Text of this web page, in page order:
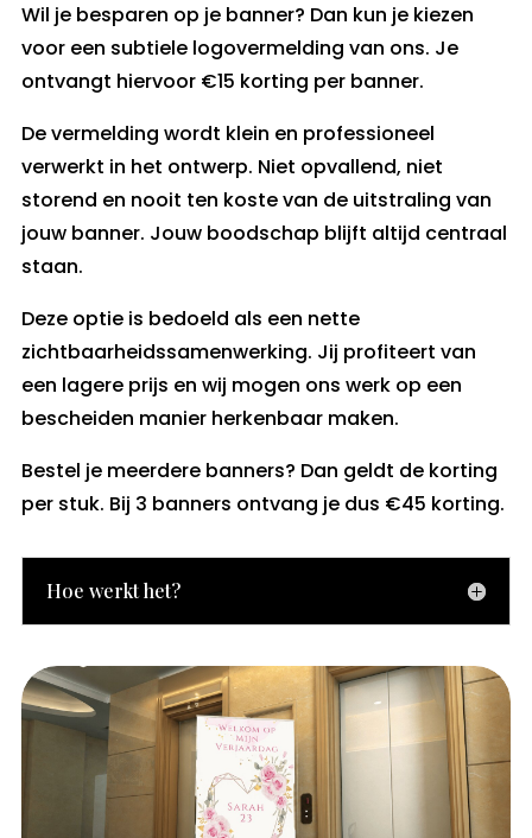
Wil je besparen op je banner? Dan kun je kiezen
voor een subtiele logovermelding van ons. Je
ontvangt hiervoor €15 korting per banner.
De vermelding wordt klein en professioneel
verwerkt in het ontwerp. Niet opvallend, niet
storend en nooit ten koste van de uitstraling van
jouw banner. Jouw boodschap blijft altijd centraal
staan.
Deze optie is bedoeld als een nette
zichtbaarheidssamenwerking. Jij profiteert van
een lagere prijs en wij mogen ons werk op een
bescheiden manier herkenbaar maken.
Bestel je meerdere banners? Dan geldt de korting
per stuk. Bij 3 banners ontvang je dus €45 korting.
Hoe werkt het?